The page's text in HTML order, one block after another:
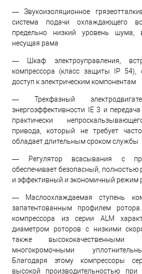
— Звукоизоляционное
система подачи охлаждающего
предельно низкий уровень шума;
несущая рама
— Шкаф электроуправления,
компрессора (класс защиты IP 54),
доступ к электрическим компонентам
— Трехфазный
энергоэффективности IE 3 и
практически
привода, который не требует
обладает длительным сроком службы
— Регулятор всасывания с
обеспечивает безопасный, полностью
и эффективный и экономичный режим
— Маслоохлаждаемая ступень
запатентованным профилем
компрессора из серии ALM
диаметром роторов с низкими
также высококачественными
многокромочными
Благодаря этому компрессоры
высокой производительностью